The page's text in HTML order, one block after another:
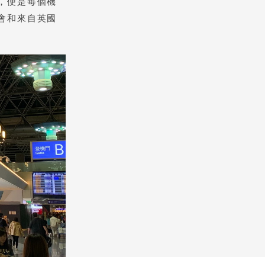
和來自英國